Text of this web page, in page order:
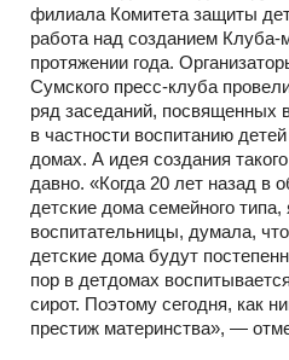
филиала Комитета защиты
работа над созданием Клуба-
протяжении года.
Сумского пресс-клуба
ряд заседаний, посвященных
в частности воспитанию
домах. А идея создания
давно. «Когда 20 лет назад в
детские дома семейного типа,
воспитательницы, думала,
детские дома будут
пор в детдомах
сирот. Поэтому сегодня, как
престиж материнства», —